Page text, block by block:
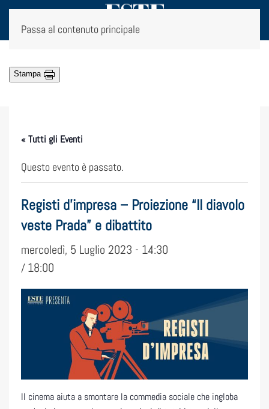
Passa al contenuto principale
Stampa
« Tutti gli Eventi
Questo evento è passato.
Registi d’impresa – Proiezione “Il diavolo
veste Prada” e dibattito
mercoledì, 5 Luglio 2023 - 14:30
/ 18:00
Il cinema aiuta a smontare la commedia sociale che ingloba